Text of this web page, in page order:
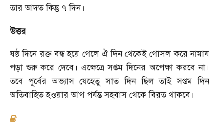
তার আদত কিন্তু ৭ দিন।
উত্তর
ষষ্ঠ দিনে রক্ত বন্ধ হয়ে গেলে ঐ দিন থেকেই গোসল করে নামায
পড়া শুরু করে দেবে। এক্ষেত্রে সপ্তম দিনের অপেক্ষা করবে না।
তবে পূর্বের অভ্যাস যেহেতু সাত দিন ছিল তাই সপ্তম দিন
অতিবাহিত হওয়ার আগ পর্যন্ত সহবাস থেকে বিরত থাকবে।